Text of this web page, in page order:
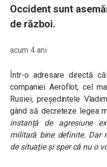
Occident sunt
de război.
acum 4 ani
Într-o adresare directă
companiei Aeroflot, cel
Rusiei, președintele
gând să decreteze legea
instanță de agresiune
militară bine definite. Dar
de situație și sper că nu o